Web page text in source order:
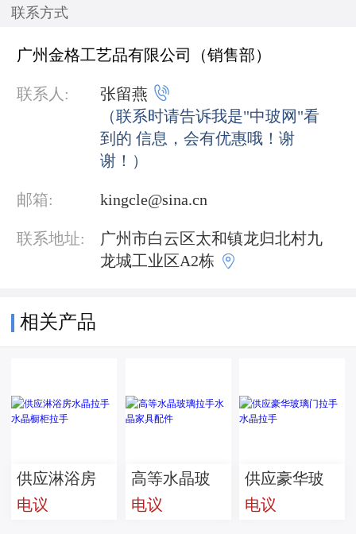
联系方式
广州金格工艺品有限公司（销售部）
联系人: 张留燕 
（联系时请告诉我是"中玻网"看
到的 信息，会有优惠哦！谢
谢！）
邮箱: kingcle@sina.cn
联系地址:
广州市白云区太和镇龙归北村九
龙城工业区A2栋 
相关产品
供应淋浴房
水晶拉手水
电议
高等水晶玻
璃拉手水晶
电议
供应豪华玻
璃门拉手水
电议